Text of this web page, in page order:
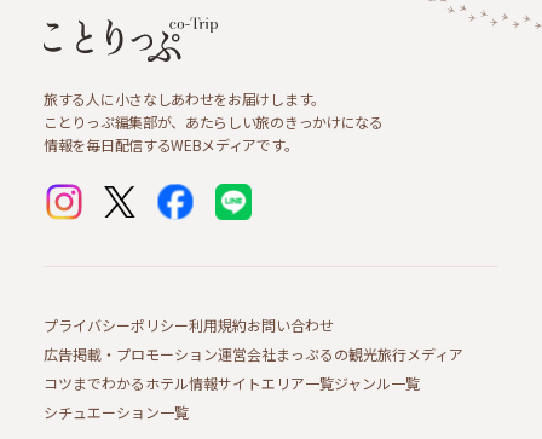
旅する人に小さなしあわせをお届けします。
ことりっぷ編集部が、あたらしい旅のきっかけになる
情報を毎日配信するWEBメディアです。
プライバシーポリシー利用規約お問い合わせ
広告掲載・プロモーション運営会社まっぷるの観光旅行メディア
コツまでわかるホテル情報サイトエリア一覧ジャンル一覧
シチュエーション一覧